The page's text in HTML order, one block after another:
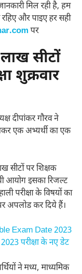
मिल रही है, हम
और पाइए हर सही
पर
लाख सीटों
शुक्रवार
दीपांकर गौरव ने
एक अभ्यर्थी का एक
सीटों पर शिक्षक
आयोग इसका रिजल्ट
परीक्षा के विषयों का
अपलोड कर दिये हैं।
Exam Date 2023
परीक्षा के नए डेट
ने मध्य, माध्यमिक